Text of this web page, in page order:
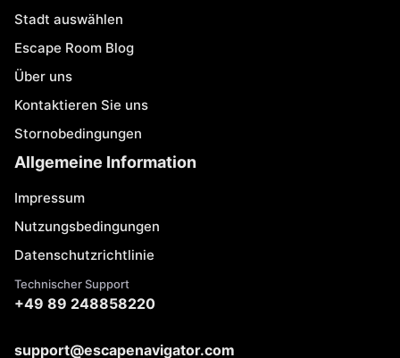
Stadt auswählen
Escape Room Blog
Über uns
Kontaktieren Sie uns
Stornobedingungen
Allgemeine Information
Impressum
Nutzungsbedingungen
Datenschutzrichtlinie
Technischer Support
+49 89 248858220
support@escapenavigator.com